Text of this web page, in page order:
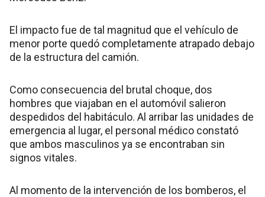
El impacto fue de tal magnitud que el vehículo de
menor porte quedó completamente atrapado debajo
de la estructura del camión.
Como consecuencia del brutal choque, dos
hombres que viajaban en el automóvil salieron
despedidos del habitáculo. Al arribar las unidades de
emergencia al lugar, el personal médico constató
que ambos masculinos ya se encontraban sin
signos vitales.
Al momento de la intervención de los bomberos, el